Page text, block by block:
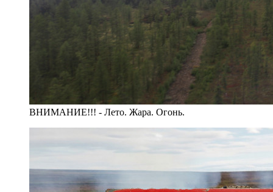
ВНИМАНИЕ!!! - Лето. Жара. Огонь.